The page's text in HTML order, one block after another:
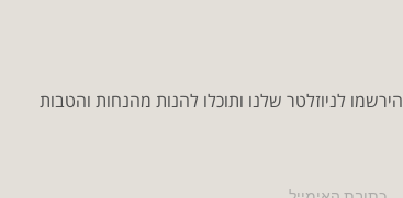
הירשמו לניוזלטר שלנו ותוכלו להנות מהנחות והטבות